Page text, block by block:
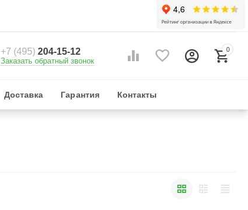
+7 (495)204-15-12
Заказать обратный звонок
0
Доставка Гарантия Контакты